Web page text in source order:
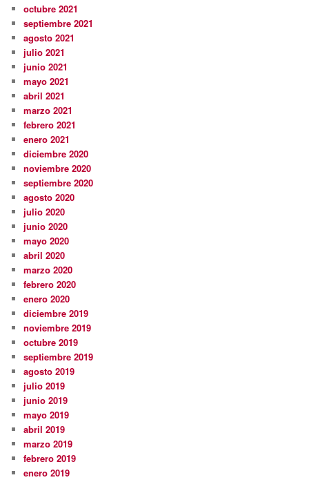
octubre 2021
septiembre 2021
agosto 2021
julio 2021
junio 2021
mayo 2021
abril 2021
marzo 2021
febrero 2021
enero 2021
diciembre 2020
noviembre 2020
septiembre 2020
agosto 2020
julio 2020
junio 2020
mayo 2020
abril 2020
marzo 2020
febrero 2020
enero 2020
diciembre 2019
noviembre 2019
octubre 2019
septiembre 2019
agosto 2019
julio 2019
junio 2019
mayo 2019
abril 2019
marzo 2019
febrero 2019
enero 2019